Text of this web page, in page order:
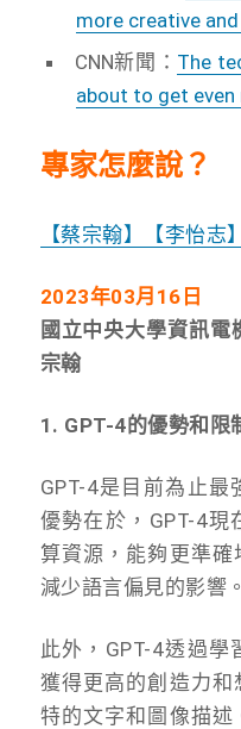
more creative
CNN新聞： The
about to get
專家怎麼說？
【蔡宗翰】 【李怡志】
2023年03月16日
國立中央大學資訊
宗翰
1. GPT-4的優勢和限
GPT-4是目前為止
優勢在於，GPT-4
算資源，能夠更準
減少語言偏見的影響。
此外，GPT-4透過學
獲得更高的創造力
特的文字和圖像描述